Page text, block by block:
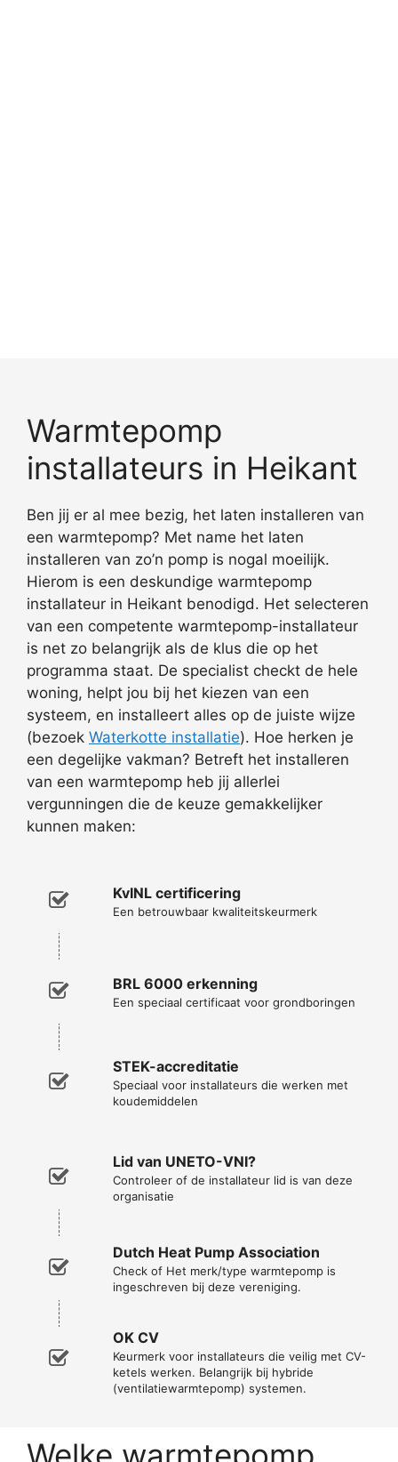
Warmtepomp
installateurs in Heikant
Ben jij er al mee bezig, het laten installeren van
een warmtepomp? Met name het laten
installeren van zo’n pomp is nogal moeilijk.
Hierom is een deskundige warmtepomp
installateur in Heikant benodigd. Het selecteren
van een competente warmtepomp-installateur
is net zo belangrijk als de klus die op het
programma staat. De specialist checkt de hele
woning, helpt jou bij het kiezen van een
systeem, en installeert alles op de juiste wijze
(bezoek Waterkotte installatie). Hoe herken je
een degelijke vakman? Betreft het installeren
van een warmtepomp heb jij allerlei
vergunningen die de keuze gemakkelijker
kunnen maken:
KvINL certificering
Een betrouwbaar kwaliteitskeurmerk
BRL 6000 erkenning
Een speciaal certificaat voor grondboringen
STEK-accreditatie
Speciaal voor installateurs die werken met
koudemiddelen
Lid van UNETO-VNI?
Controleer of de installateur lid is van deze
organisatie
Dutch Heat Pump Association
Check of Het merk/type warmtepomp is
ingeschreven bij deze vereniging.
OK CV
Keurmerk voor installateurs die veilig met CV-
ketels werken. Belangrijk bij hybride
(ventilatiewarmtepomp) systemen.